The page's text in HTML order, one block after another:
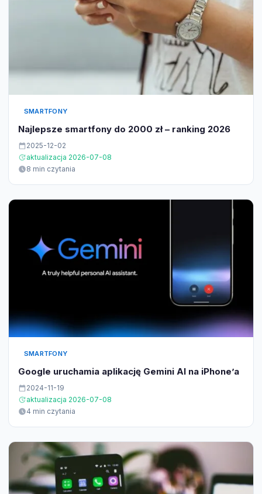
SMARTFONY
Najlepsze smartfony do 2000 zł – ranking 2026
2025-12-02
aktualizacja 2026-07-08
8 min czytania
SMARTFONY
Google uruchamia aplikację Gemini AI na iPhone’a
2024-11-19
aktualizacja 2026-07-08
4 min czytania